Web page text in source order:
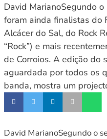
David MarianoSegundo
foram ainda finalistas do
Alcácer do Sal, do Rock
“Rock”) e mais
de Corroios. A edição do
aguardada por todos os
banda, mostra um
David MarianoSegundo o